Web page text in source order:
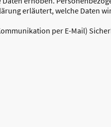
erläutert, welche Daten
per E-Mail)